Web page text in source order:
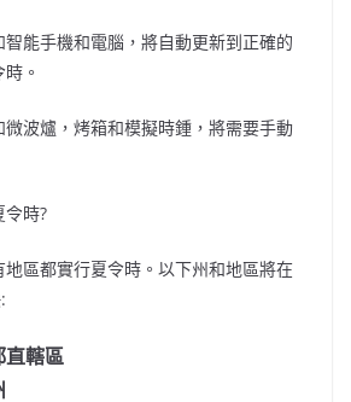
能手機和電腦，將自動更新到正確的
。
波爐，烤箱和模擬時鍾，將需要手動
令時?
區都實行夏令時。以下州和地區將在
直轄區